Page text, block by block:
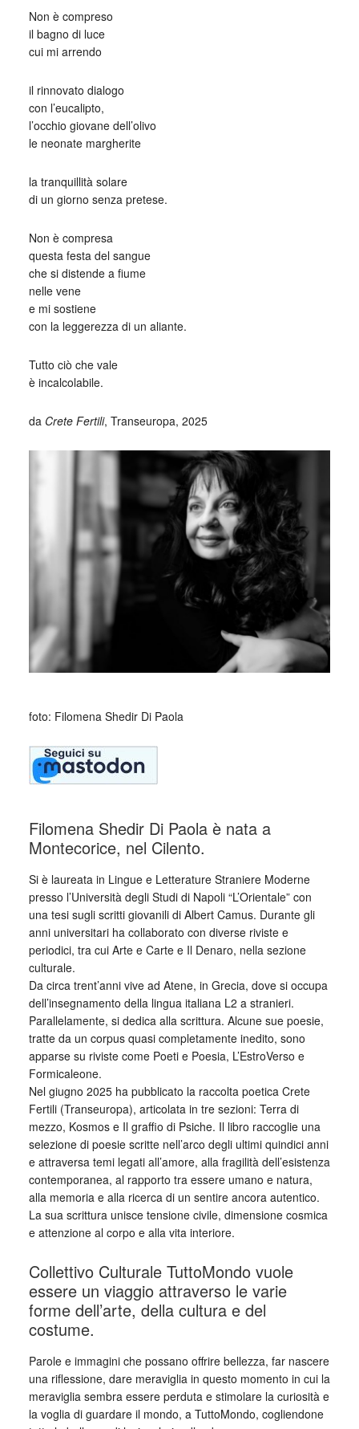
Non è compreso
il bagno di luce
cui mi arrendo
il rinnovato dialogo
con l’eucalipto,
l’occhio giovane dell’olivo
le neonate margherite
la tranquillità solare
di un giorno senza pretese.
Non è compresa
questa festa del sangue
che si distende a fiume
nelle vene
e mi sostiene
con la leggerezza di un aliante.
Tutto ciò che vale
è incalcolabile.
da Crete Fertili, Transeuropa, 2025
foto: Filomena Shedir Di Paola
Filomena Shedir Di Paola è nata a
Montecorice, nel Cilento.
Si è laureata in Lingue e Letterature Straniere Moderne
presso l’Università degli Studi di Napoli “L’Orientale” con
una tesi sugli scritti giovanili di Albert Camus. Durante gli
anni universitari ha collaborato con diverse riviste e
periodici, tra cui Arte e Carte e Il Denaro, nella sezione
culturale.
Da circa trent’anni vive ad Atene, in Grecia, dove si occupa
dell’insegnamento della lingua italiana L2 a stranieri.
Parallelamente, si dedica alla scrittura. Alcune sue poesie,
tratte da un corpus quasi completamente inedito, sono
apparse su riviste come Poeti e Poesia, L’EstroVerso e
Formicaleone.
Nel giugno 2025 ha pubblicato la raccolta poetica Crete
Fertili (Transeuropa), articolata in tre sezioni: Terra di
mezzo, Kosmos e Il graffio di Psiche. Il libro raccoglie una
selezione di poesie scritte nell’arco degli ultimi quindici anni
e attraversa temi legati all’amore, alla fragilità dell’esistenza
contemporanea, al rapporto tra essere umano e natura,
alla memoria e alla ricerca di un sentire ancora autentico.
La sua scrittura unisce tensione civile, dimensione cosmica
e attenzione al corpo e alla vita interiore.
Collettivo Culturale TuttoMondo vuole
essere un viaggio attraverso le varie
forme dell’arte, della cultura e del
costume.
Parole e immagini che possano offrire bellezza, far nascere
una riflessione, dare meraviglia in questo momento in cui la
meraviglia sembra essere perduta e stimolare la curiosità e
la voglia di guardare il mondo, a TuttoMondo, cogliendone